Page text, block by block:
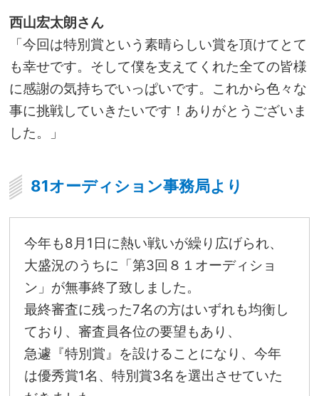
西山宏太朗さん
「今回は特別賞という素晴らしい賞を頂けてとて
も幸せです。そして僕を支えてくれた全ての皆様
に感謝の気持ちでいっぱいです。これから色々な
事に挑戦していきたいです！ありがとうございま
した。」
81オーディション事務局より
今年も8月1日に熱い戦いが繰り広げられ、
大盛況のうちに「第3回８１オーディショ
ン」が無事終了致しました。
最終審査に残った7名の方はいずれも均衡し
ており、審査員各位の要望もあり、
急遽『特別賞』を設けることになり、今年
は優秀賞1名、特別賞3名を選出させていた